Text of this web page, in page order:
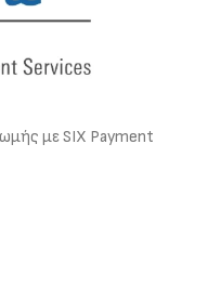
με SIX Payment